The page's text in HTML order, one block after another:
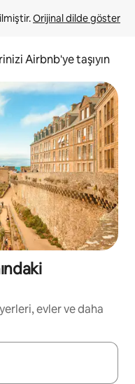
Orijinal dilde göster
Airbnb'ye taşıyın
evler ve daha
ve aşağı oklarıyla